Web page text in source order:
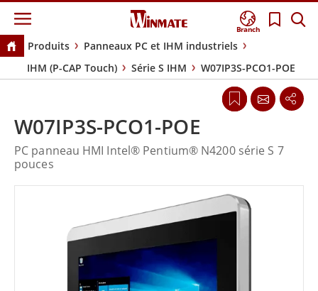
Branch
Produits
Panneaux PC et IHM industriels
IHM (P-CAP Touch)
Série S IHM W07IP3S-PCO1-POE
W07IP3S-PCO1-POE
PC panneau HMI Intel® Pentium® N4200 série S 7
pouces